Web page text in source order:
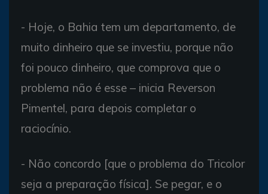
- Hoje, o Bahia tem um departamento, de
muito dinheiro que se investiu, porque não
foi pouco dinheiro, que comprova que o
problema não é esse – inicia Reverson
Pimentel, para depois completar o
raciocínio.
- Não concordo [que o problema do Tricolor
seja a preparação física]. Se pegar, e o